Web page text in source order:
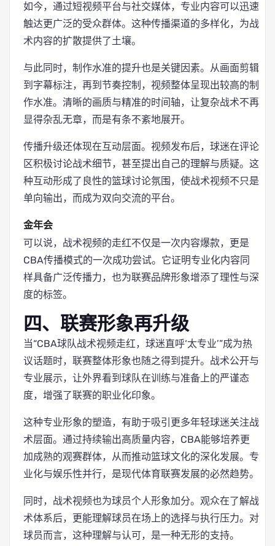
如今，通过短视频平台与社交媒体，专业内容可以迅速
触达更广泛的受众群体。这种传播渠道的多样化，为战
术内容的扩散提供了土壤。
与此同时，制作水准的提升也是关键因素。从画面剪辑
到字幕标注，再到节奏控制，视频整体呈现出较高的制
作水准。清晰的画质与精准的时间轴，让复杂战术不再
显得杂乱无章，而是有条不紊地展开。
传播升级还体现在互动层面。视频发布后，球迷在评论
区积极讨论战术细节，甚至提出自己的理解与质疑。这
种互动形成了良性的篮球讨论氛围，使战术视频不只是
单向输出，而成为双向交流的平台。
金年会
可以说，战术视频的走红不仅是一次内容爆款，更是
CBA传播模式的一次成功尝试。它证明专业化内容同
样具备广泛传播力，也为联赛品牌形象增添了理性与深
度的标签。
四、联赛形象再升级
当“CBA球队战术视频走红，球迷直呼‘太专业’”成为热
议话题时，联赛整体形象也随之得到提升。战术公开与
专业展示，让外界看到球队在训练与准备上的严谨态
度，增强了联赛的职业化印象。
这种专业形象的塑造，有助于吸引更多年轻球迷关注战
术层面。通过持续输出高质量内容，CBA能够培养更
加成熟的观赛群体，从而推动篮球文化的深化发展。专
业化与娱乐性并行，是现代体育联赛发展的必然趋势。
同时，战术视频也为球员个人形象加分。观众在了解战
术体系后，更能理解球员在场上的选择与执行压力。对
球员而言，这种理解与认可，是一种无形的支持。